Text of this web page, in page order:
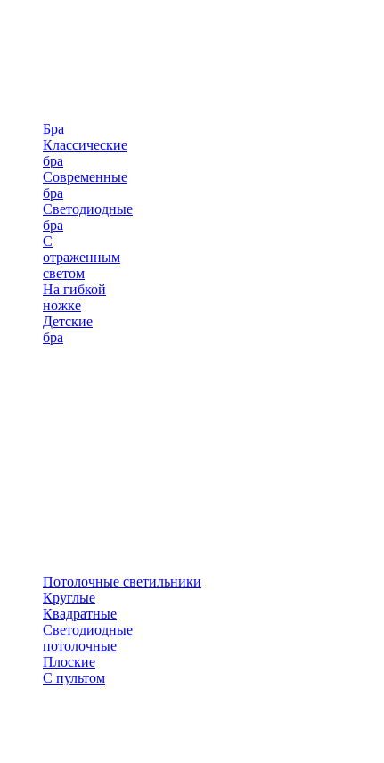
Бра
Классические
бра
Современные
бра
Светодиодные
бра
С
отраженным
светом
На гибкой
ножке
Детские
бра
Потолочные светильники
Круглые
Квадратные
Светодиодные
потолочные
Плоские
С пультом